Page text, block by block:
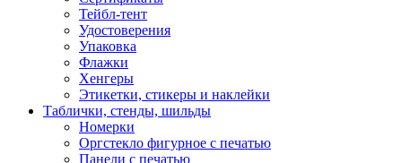
Тейбл-тент
Удостоверения
Упаковка
Флажки
Хенгеры
Этикетки, стикеры и наклейки
Таблички, стенды, шильды
Номерки
Оргстекло фигурное с печатью
Панели с печатью